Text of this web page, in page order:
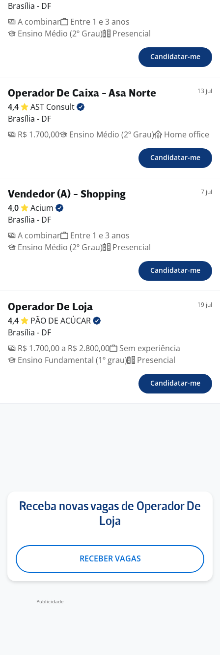
Brasília - DF
A combinar
Entre 1 e 3 anos
Ensino Médio (2º Grau)
Presencial
Candidatar-me
Operador De Caixa - Asa Norte 13 jul
4,4 AST Consult
Brasília - DF
R$ 1.700,00
Ensino Médio (2º Grau) Home office
Candidatar-me
Vendedor (A) - Shopping 7 jul
4,0
Acium
Brasília - DF
A combinar
Entre 1 e 3 anos
Ensino Médio (2º Grau)
Presencial
Candidatar-me
Operador De Loja 19 jul
4,4 PÃO DE ACÚCAR
Brasília - DF
R$ 1.700,00 a R$ 2.800,00
Sem experiência
Ensino Fundamental (1º grau)
Presencial
Candidatar-me
Receba novas vagas de Operador De
Loja
RECEBER VAGAS